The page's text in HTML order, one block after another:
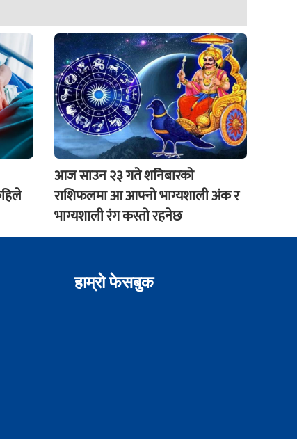
आज साउन २३ गते शनिबारकाे
राशिफलमा आ आफ्नो भाग्यशाली अंक र
भाग्यशाली रंग कस्तो रहनेछ
हाम्राे फेसबुक